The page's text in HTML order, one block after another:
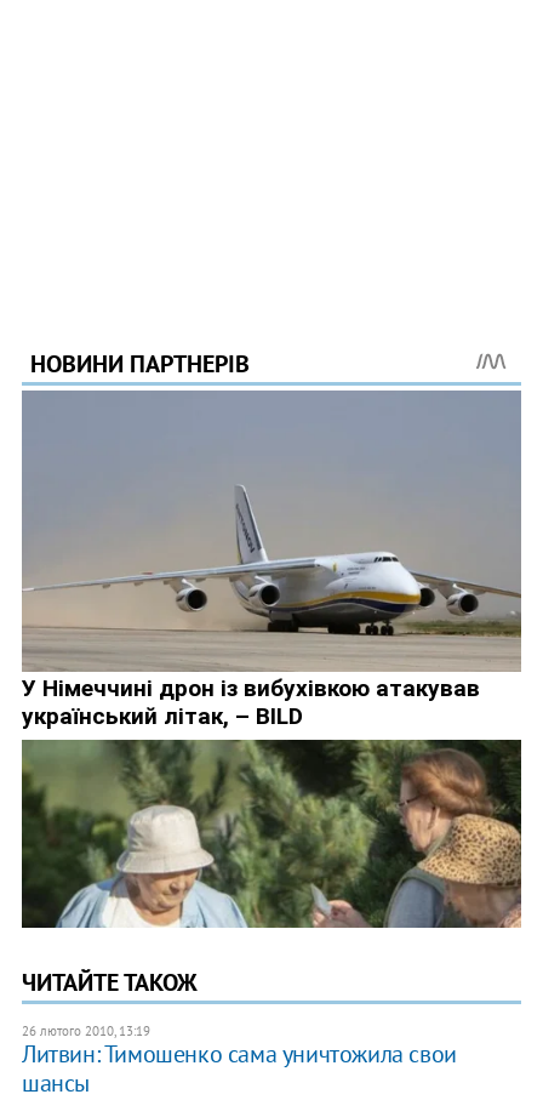
ЧИТАЙТЕ ТАКОЖ
26 лютого 2010, 13:19
Литвин: Тимошенко сама уничтожила свои
шансы